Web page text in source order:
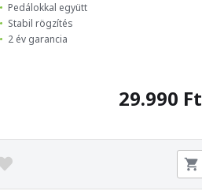
Pedálokkal együtt
Stabil rögzítés
2 év garancia
29.990 Ft